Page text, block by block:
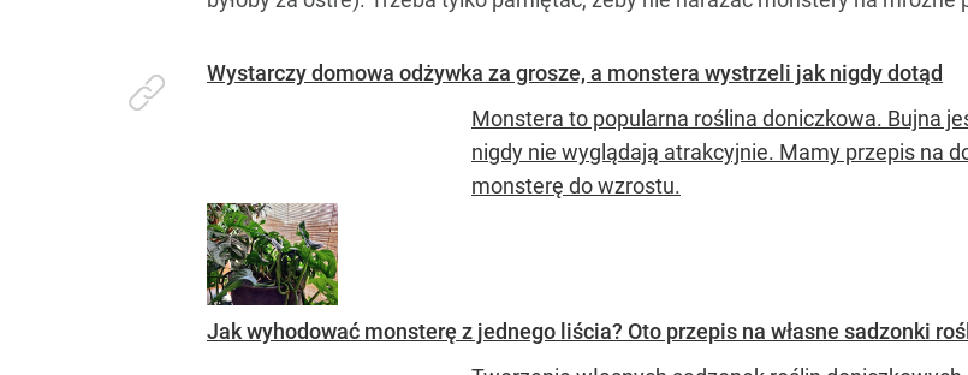
Wystarczy domowa odżywka za grosze, a monstera wystrzeli jak nigdy dotąd
Monstera to popularna roślina doniczkowa. Bujna
nigdy nie wyglądają atrakcyjnie. Mamy przepis na
monsterę do wzrostu.
Jak wyhodować monsterę z jednego liścia? Oto przepis na własne sadzonki